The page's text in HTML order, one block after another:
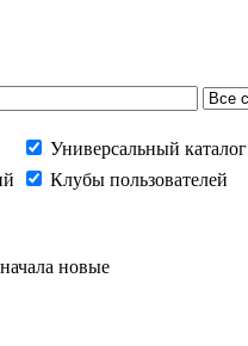
Универсальный каталог
Клубы пользователей
новые